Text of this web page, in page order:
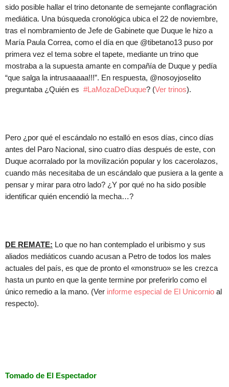
sido posible hallar el trino detonante de semejante conflagración
mediática. Una búsqueda cronológica ubica el 22 de noviembre,
tras el nombramiento de Jefe de Gabinete que Duque le hizo a
María Paula Correa, como el día en que @tibetano13 puso por
primera vez el tema sobre el tapete, mediante un trino que
mostraba a la supuesta amante en compañía de Duque y pedía
“que salga la intrusaaaaa!!!”. En respuesta, @nosoyjoselito
preguntaba ¿Quién es #LaMozaDeDuque? (Ver trinos).
Pero ¿por qué el escándalo no estalló en esos días, cinco días
antes del Paro Nacional, sino cuatro días después de este, con
Duque acorralado por la movilización popular y los cacerolazos,
cuando más necesitaba de un escándalo que pusiera a la gente a
pensar y mirar para otro lado? ¿Y por qué no ha sido posible
identificar quién encendió la mecha…?
DE REMATE: Lo que no han contemplado el uribismo y sus
aliados mediáticos cuando acusan a Petro de todos los males
actuales del país, es que de pronto el «monstruo» se les crezca
hasta un punto en que la gente termine por preferirlo como el
único remedio a la mano. (Ver informe especial de El Unicornio al
respecto).
Tomado de El Espectador